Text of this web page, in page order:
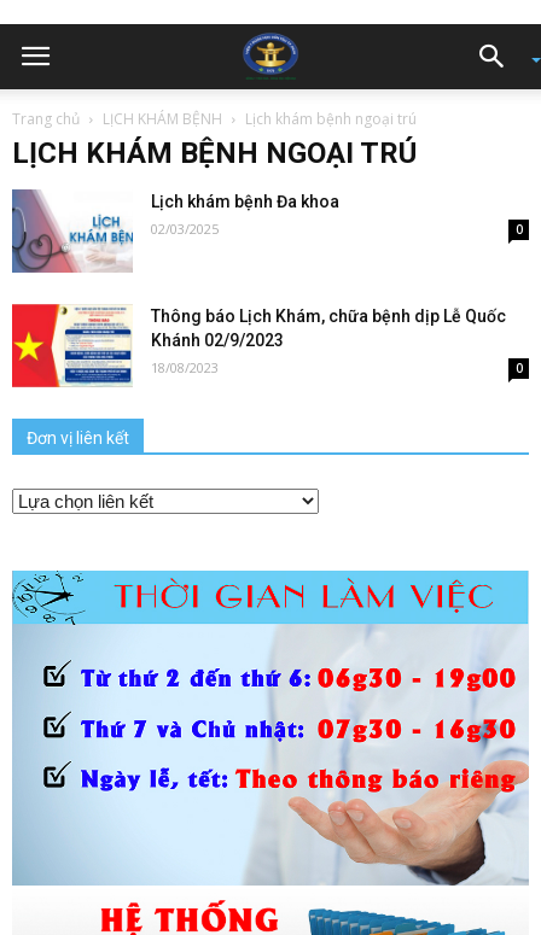
Trang chủ LỊCH KHÁM BỆNH Lịch khám bệnh ngoại trú
LỊCH KHÁM BỆNH NGOẠI TRÚ
Lịch khám bệnh Đa khoa
02/03/2025 0
Thông báo Lịch Khám, chữa bệnh dịp Lễ Quốc
Khánh 02/9/2023
18/08/2023 0
Đơn vị liên kết